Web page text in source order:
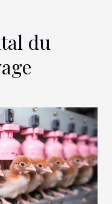
du